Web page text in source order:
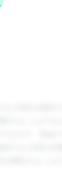
ると回答を閲覧
覧することがで
できます。登録
録すると回答を
を閲覧すること